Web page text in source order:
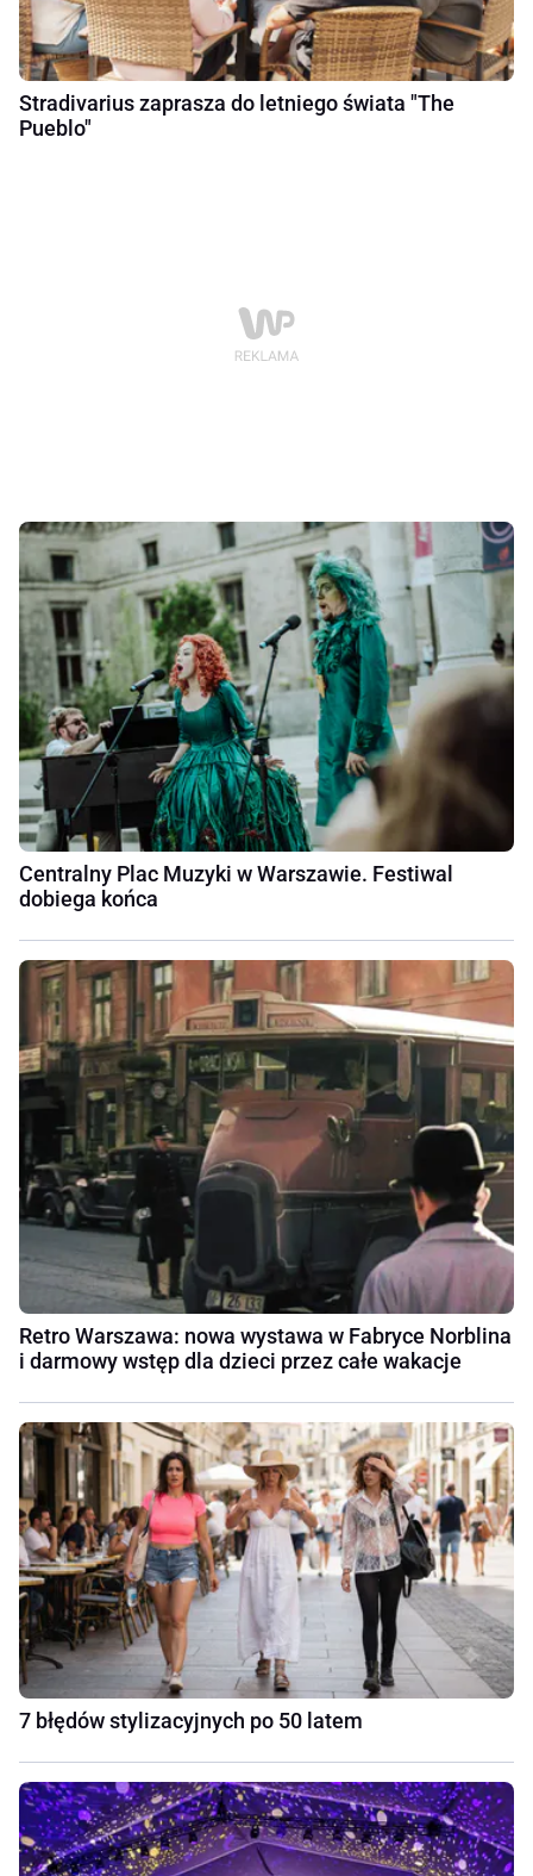
Stradivarius zaprasza do letniego świata "The
Pueblo"
Centralny Plac Muzyki w Warszawie. Festiwal
dobiega końca
Retro Warszawa: nowa wystawa w Fabryce Norblina
i darmowy wstęp dla dzieci przez całe wakacje
7 błędów stylizacyjnych po 50 latem